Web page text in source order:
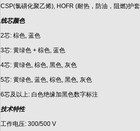
CSP(氯磺化聚乙烯), HOFR (耐热，防油，阻燃)护套
线芯颜色
2芯: 棕色, 蓝色
3芯: 黄绿色 + 棕色, 蓝色
4芯: 黄绿色, 棕色, 黑色, 灰色
5芯: 黄绿色, 蓝色, 棕色, 黑色, 灰色
6芯及以上: 白色绝缘加黑色数字标注
技术特性
工作电压: 300/500 V